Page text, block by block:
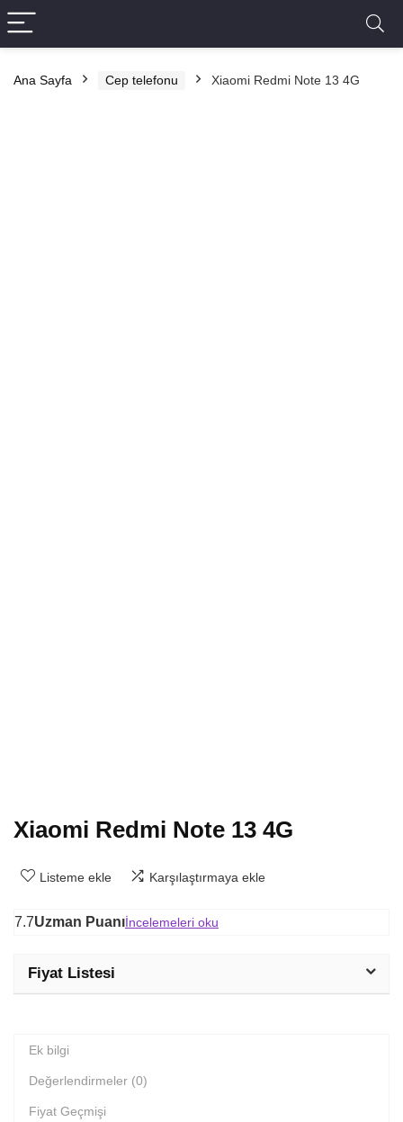
Ana Sayfa Cep telefonu Xiaomi Redmi Note 13 4G
Xiaomi Redmi Note 13 4G
Listeme ekle Karşılaştırmaya ekle
7.7Uzman Puanıİncelemeleri oku
Fiyat Listesi
Ek bilgi
Değerlendirmeler (0)
Fiyat Geçmişi